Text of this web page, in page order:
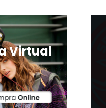
Virtual